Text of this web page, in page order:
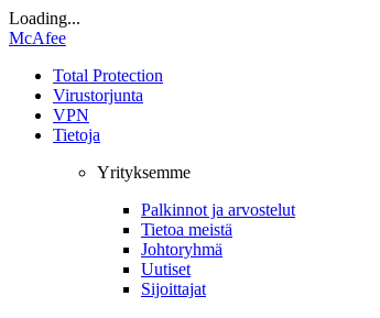
Loading...
McAfee
Total Protection
Virustorjunta
VPN
Tietoja
Yrityksemme
Palkinnot ja arvostelut
Tietoa meistä
Johtoryhmä
Uutiset
Sijoittajat